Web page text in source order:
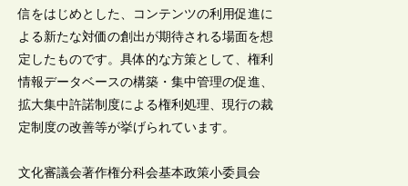
信をはじめとした、コンテンツの利用促進に
よる新たな対価の創出が期待される場面を想
定したものです。具体的な方策として、権利
情報データベースの構築・集中管理の促進、
拡大集中許諾制度による権利処理、現行の裁
定制度の改善等が挙げられています。
文化審議会著作権分科会基本政策小委員会